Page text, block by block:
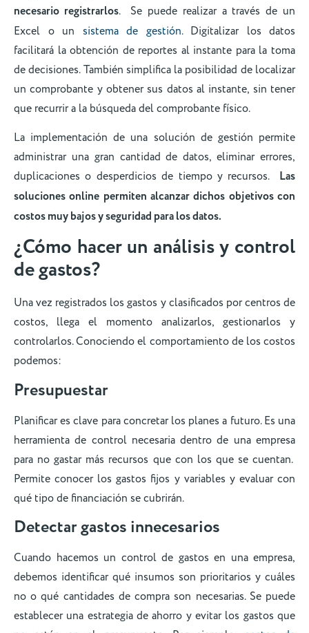
necesario registrarlos. Se puede realizar a través de un
Excel o un sistema de gestión.Digitalizar los datos
facilitará la obtención de reportes al instante para la toma
de decisiones. También simplifica la posibilidad de localizar
un comprobante y obtener sus datos al instante, sin tener
que recurrir a la búsqueda del comprobante físico.
La implementación de una solución de gestión permite
administrar una gran cantidad de datos, eliminar errores,
duplicaciones o desperdicios de tiempo y recursos. Las
soluciones online permiten alcanzar dichos objetivos con
costos muy bajos y seguridad para los datos.
¿Cómo hacer un análisis y control
de gastos?
Una vez registrados los gastos y clasificados por centros de
costos, llega el momento analizarlos, gestionarlos y
controlarlos. Conociendo el comportamiento de los costos
podemos:
Presupuestar
Planificar es clave para concretar los planes a futuro. Es una
herramienta de control necesaria dentro de una empresa
para no gastar más recursos que con los que se cuentan.
Permite conocer los gastos fijos y variables y evaluar con
qué tipo de financiación se cubrirán.
Detectar gastos innecesarios
Cuando hacemos un control de gastos en una empresa,
debemos identificar qué insumos son prioritarios y cuáles
no o qué cantidades de compra son necesarias. Se puede
establecer una estrategia de ahorro y evitar los gastos que